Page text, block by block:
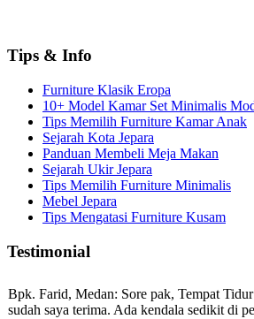
Tips & Info
Furniture Klasik Eropa
10+ Model Kamar Set Minimalis
Tips Memilih Furniture Kamar Anak
Sejarah Kota Jepara
Panduan Membeli Meja Makan
Sejarah Ukir Jepara
Tips Memilih Furniture Minimalis
Mebel Jepara
Tips Mengatasi Furniture Kusam
Testimonial
Bpk. Farid, Medan: Sore pak, Tempat
sudah saya terima. Ada kendala sedikit di